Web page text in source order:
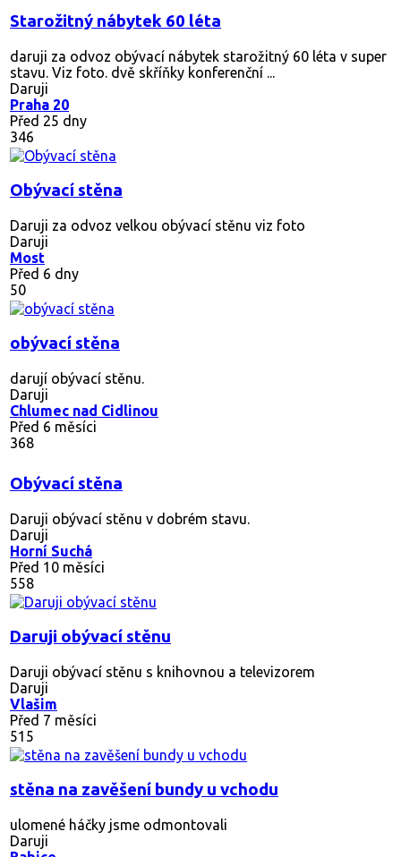
Starožitný nábytek 60 léta
daruji za odvoz obývací nábytek starožitný 60 léta v super
stavu. Viz foto. dvě skříňky konferenční ...
Daruji
Praha 20
Před 25 dny
346
Obývací stěna
Daruji za odvoz velkou obývací stěnu viz foto
Daruji
Most
Před 6 dny
50
obývací stěna
darují obývací stěnu.
Daruji
Chlumec nad Cidlinou
Před 6 měsíci
368
Obývací stěna
Daruji obývací stěnu v dobrém stavu.
Daruji
Horní Suchá
Před 10 měsíci
558
Daruji obývací stěnu
Daruji obývací stěnu s knihovnou a televizorem
Daruji
Vlašim
Před 7 měsíci
515
stěna na zavěšení bundy u vchodu
ulomené háčky jsme odmontovali
Daruji